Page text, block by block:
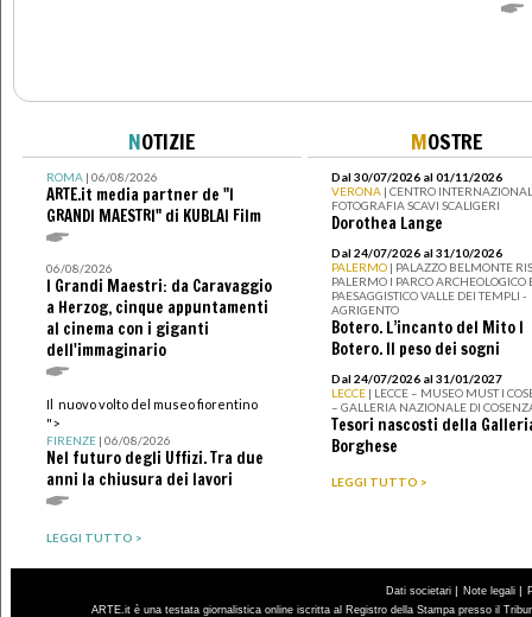
NOTIZIE
ROMA| 06/08/2026
ARTE.it media partner de "I
GRANDI MAESTRI" di KUBLAI Film
06/08/2026
I Grandi Maestri: da Caravaggio
a Herzog, cinque appuntamenti
al cinema con i giganti
dell'immaginario
Il nuovo volto del museo fiorentino
">
FIRENZE| 06/08/2026
Nel futuro degli Uffizi. Tra due
anni la chiusura dei lavori
LEGGI TUTTO >
MOSTRE
Dal 30/07/2026 al 01/11/2026
VERONA | CENTRO
FOTOGRAFIA SCAVI SCALIGERI
Dorothea Lange
Dal 24/07/2026 al 31/10/2026
PALERMO | PALAZZO BELMONTE
PALERMO I PARCO ARCHEOLOGICO
PAESAGGISTICO VALLE DEI TEMPLI -
AGRIGENTO
Botero. L’incanto del Mito I
Botero. Il peso dei sogni
Dal 24/07/2026 al 31/01/2027
LECCE | LECCE – MUSEO MUST I
– GALLERIA NAZIONALE DI
Tesori nascosti della
Borghese
LEGGI TUTTO >
Dati societari | Note legali |
ARTE.it è una testata giornalistica online iscritta al Registro della Stampa presso il